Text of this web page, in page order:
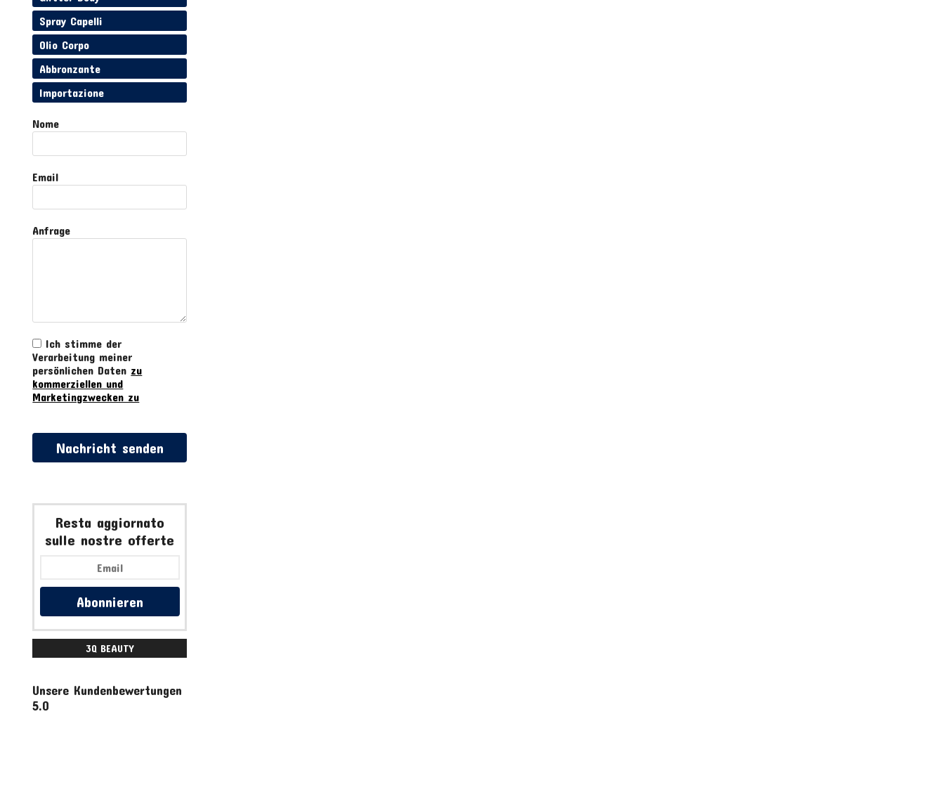
Spray Capelli
Olio Corpo
Abbronzante
Importazione
Nome
Email
Anfrage
Ich stimme der
Verarbeitung meiner
persönlichen Daten zu
kommerziellen und
Marketingzwecken zu
Nachricht senden
Resta aggiornato
sulle nostre offerte
Abonnieren
3Q BEAUTY
Unsere Kundenbewertungen
5.0